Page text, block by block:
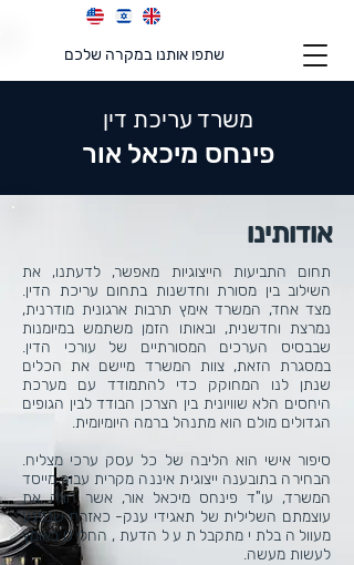
שתפו אותנו במקרה שלכם
משרד עריכת דין
פינחס מיכאל אור
אודותינו
תחום התביעות הייצוגיות מאפשר, לדעתנו, את
השילוב בין מסורת וחדשנות בתחום עריכת הדין.
מצד אחד, המשרד אימץ תרבות ארגונית מודרנית,
נמרצת וחדשנית, ובאותו הזמן משתמש במיומנות
שבבסיס הערכים המסורתיים של עורכי הדין.
במסגרת הזאת, צוות המשרד מיישם את הכלים
שנתן לנו המחוקק כדי להתמודד עם מערכת
היחסים הלא שוויונית בין הצרכן הבודד לבין הגופים
הגדולים מולם הוא מתנהל ברמה היומיומית.
סיפור אישי הוא הליבה של כל עסק ערכי מצליח.
הבחירה בתובענה ייצוגית איננה מקרית עבור מייסד
המשרד, עו"ד פינחס מיכאל אור, אשר חווה את
עוצמתם השלילית של תאגידי ענק- כאזרח שנפגע
מעוולה בלתי מתקבלת על הדעת, החליט באומץ
לעשות מעשה.